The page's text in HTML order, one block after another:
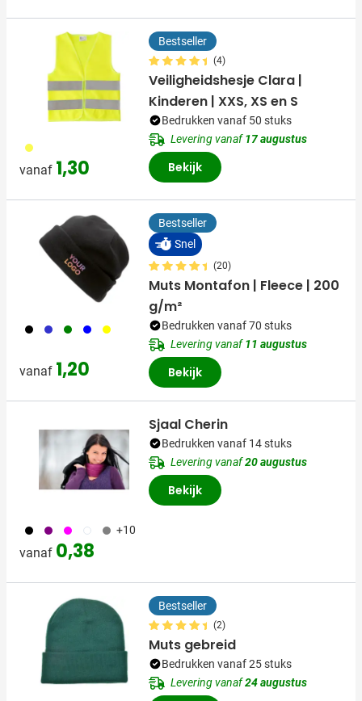
006
vanaf 1,30
Bestseller
(4)
Veiligheidshesje Clara |
Kinderen | XXS, XS en S
Bedrukken vanaf 50 stuks
Levering vanaf17 augustus
Bekijk
001 023 004 005 006
vanaf 1,20
Bestseller
Snel
(20)
Muts Montafon | Fleece | 200
g/m²
Bedrukken vanaf 70 stuks
Levering vanaf11 augustus
Bekijk
001 024 046 002 003 +10
vanaf 0,38
Sjaal Cherin
Bedrukken vanaf 14 stuks
Levering vanaf20 augustus
Bekijk
Bestseller
(2)
Muts gebreid
Bedrukken vanaf 25 stuks
Levering vanaf24 augustus